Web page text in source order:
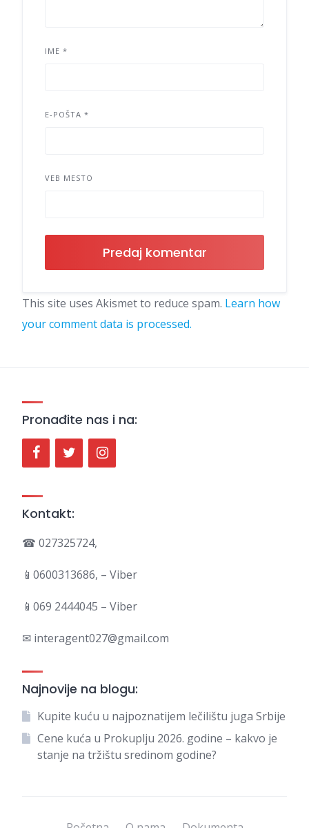
IME *
E-POŠTA *
VEB MESTO
This site uses Akismet to reduce spam. Learn how
your comment data is processed.
Pronađite nas i na:
Kontakt:
☎ 027325724,
📱0600313686, – Viber
📱069 2444045 – Viber
✉ interagent027@gmail.com
Najnovije na blogu:
Kupite kuću u najpoznatijem lečilištu juga Srbije
Cene kuća u Prokuplju 2026. godine – kakvo je
stanje na tržištu sredinom godine?